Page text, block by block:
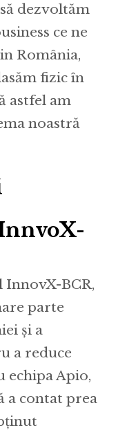
dezvoltăm
ce ne
România,
fizic în
astfel am
noastră
InnovX-BCR,
parte
și a
a reduce
echipa Apio,
a contat prea